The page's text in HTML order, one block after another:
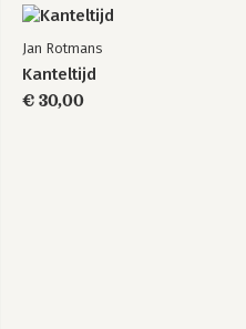
Jan Rotmans
Kanteltijd
€ 30,00